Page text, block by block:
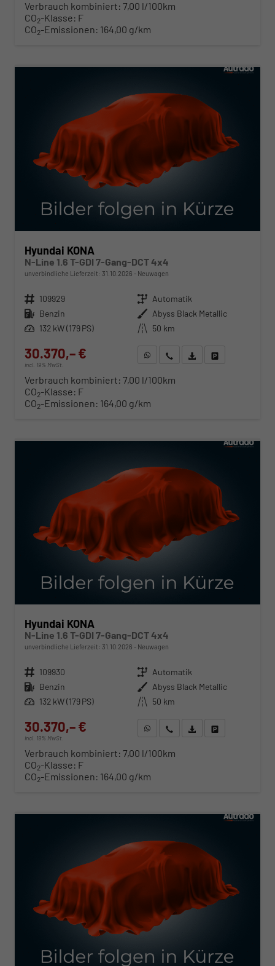
Verbrauch kombiniert: 7,00 l/100km
CO2-Klasse: F
CO2-Emissionen: 164,00 g/km
Hyundai KONA
N-Line 1.6 T-GDI 7-Gang-DCT 4x4
unverbindliche Lieferzeit: 31.10.2026 Neuwagen
Fahrzeugnr. 109929 Getriebe Automatik
Kraftstoff Benzin Außenfarbe Abyss Black Metallic
Leistung 132 kW (179 PS) Kilometerstand 50 km
30.370,– €
incl. 19% MwSt.
WhatsApp anfragen
Wir rufen Sie anFahrzeugexposé (PDF)
Verbrauch kombiniert: 7,00 l/100km
CO2-Klasse: F
CO2-Emissionen: 164,00 g/km
Hyundai KONA
N-Line 1.6 T-GDI 7-Gang-DCT 4x4
unverbindliche Lieferzeit: 31.10.2026 Neuwagen
Fahrzeugnr. 109930 Getriebe Automatik
Kraftstoff Benzin Außenfarbe Abyss Black Metallic
Leistung 132 kW (179 PS) Kilometerstand 50 km
30.370,– €
incl. 19% MwSt.
WhatsApp anfragen
Wir rufen Sie anFahrzeugexposé (PDF)
Verbrauch kombiniert: 7,00 l/100km
CO2-Klasse: F
CO2-Emissionen: 164,00 g/km